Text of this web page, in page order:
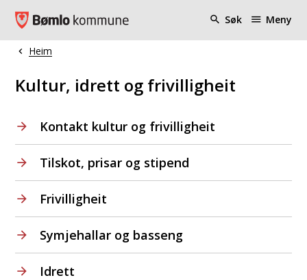
Bømlo kommune Søk Meny
Du er her:
Heim
Kultur, idrett og frivilligheit
Kontakt kultur og frivilligheit
Tilskot, prisar og stipend
Frivilligheit
Symjehallar og basseng
Idrett